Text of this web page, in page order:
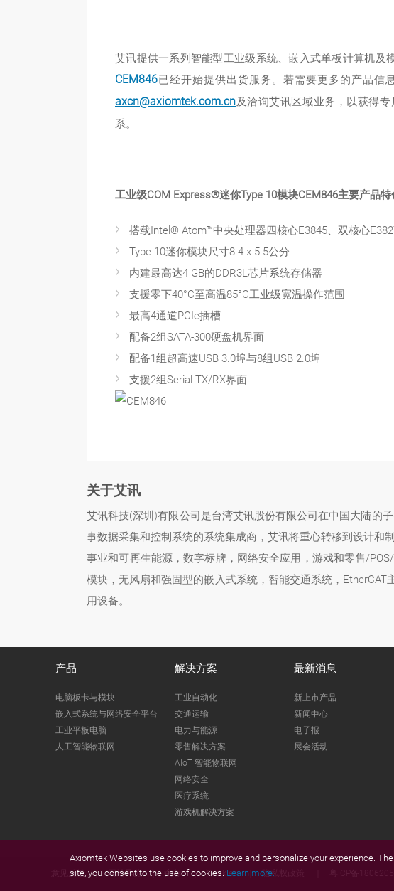
艾讯提供一系列智能型工业级系统、嵌入式单板计算机及
CEM846已经开始提供出货服务。若需要更多的产品信
axcn@axiomtek.com.cn及洽询艾讯区域业务，以获得
系。
工业级COM Express®迷你Type 10模块CEM846主要产品特
搭载Intel® Atom™中央处理器四核心E3845、双核心
Type 10迷你模块尺寸8.4 x 5.5公分
内建最高达4 GB的DDR3L芯片系统存储器
支援零下40°C至高温85°C工业级宽温操作范围
最高4通道PCIe插槽
配备2组SATA-300硬盘机界面
配备1组超高速USB 3.0埠与8组USB 2.0埠
支援2组Serial TX/RX界面
关于艾讯
艾讯科技(深圳)有限公司是台湾艾讯股份有限公司在中国大陆的
事数据采集和控制系统的系统集成商，艾讯将重心转移到设计和
事业和可再生能源，数字标牌，网络安全应用，游戏和零售/
模块，无风扇和强固型的嵌入式系统，智能交通系统，
用设备。
产品
电脑板卡与模块
嵌入式系统与网络安全平台
工业平板电脑
人工智能物联网
解决方案
工业自动化
交通运输
电力与能源
零售解决方案
AIoT 智能物联网
网络安全
医疗系统
游戏机解决方案
最新消息
新上市产品
新闻中心
电子报
展会活动
意见反馈 网站导览 商标 Cookies 隐私权政策
Axiomtek Websites use cookies to improve and personalize your experience.
site, you consent to the use of cookies. Learn more.